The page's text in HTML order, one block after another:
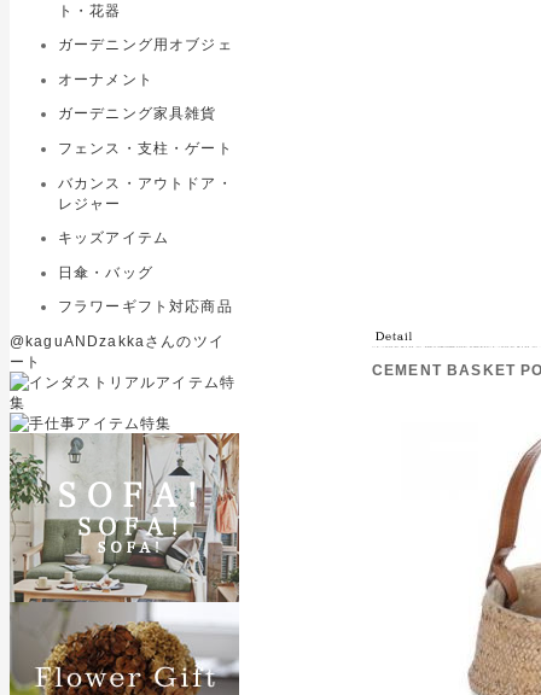
ト・花器
ガーデニング用オブジェ
オーナメント
ガーデニング家具雑貨
フェンス・支柱・ゲート
バカンス・アウトドア・
レジャー
キッズアイテム
日傘・バッグ
フラワーギフト対応商品
@kaguANDzakkaさんのツイ
ート
CEMENT BASKET